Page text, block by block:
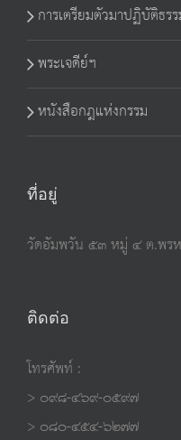
การเตรียมตัวมาปฏิบัติธร
พระเจดีย์ฯ
หนังสือกฎแห่งกรรม
ที่อยู่
วัดอัมพวัน ๕๓ หมู่ ๔ ต.พร
ติดต่อ
โทรศัพท์ :
> ๐๙๘-๔๖๙-๐๕๙๗
> ๐๘๐-๔๕๔-๖๒๗๗